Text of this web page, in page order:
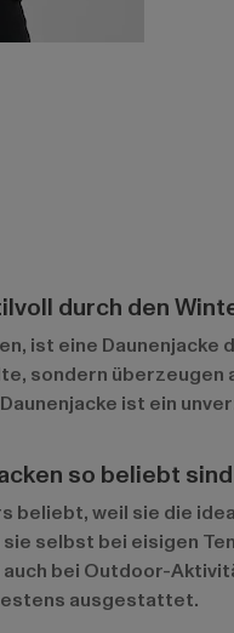
269,99 EUR
durch den
ist eine
sondern
ist ein
so beliebt sind
beliebt, weil sie die
selbst bei eisigen
bei Outdoor-
ausgestattet.